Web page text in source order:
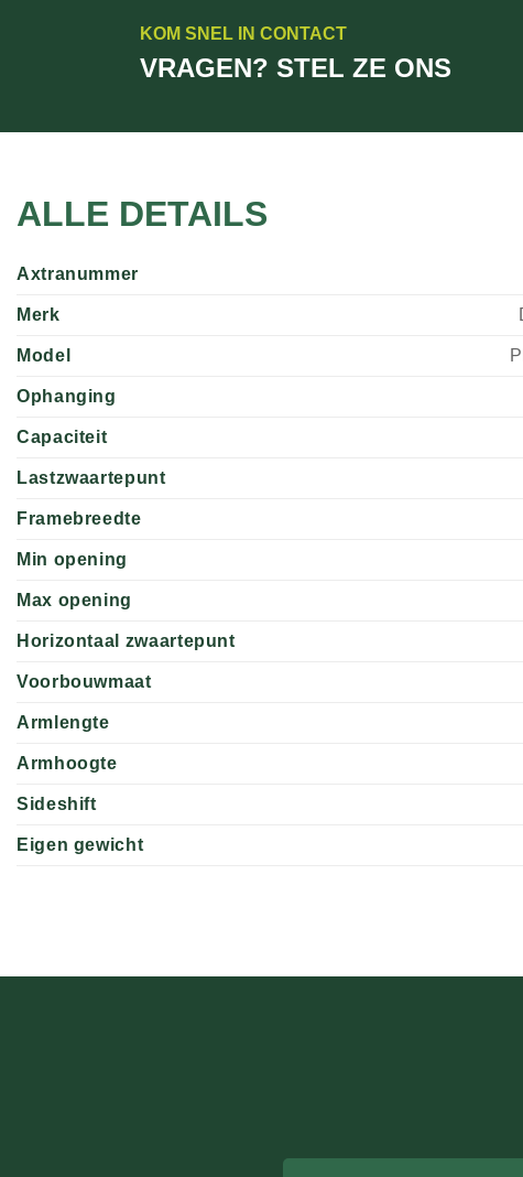
KOM SNEL IN CONTACT
VRAGEN? STEL ZE ONS
ALLE DETAILS
Axtranummer
Merk
Model
Ophanging
Capaciteit
Lastzwaartepunt
Framebreedte
Min opening
Max opening
Horizontaal zwaartepunt
Voorbouwmaat
Armlengte
Armhoogte
Sideshift
Eigen gewicht